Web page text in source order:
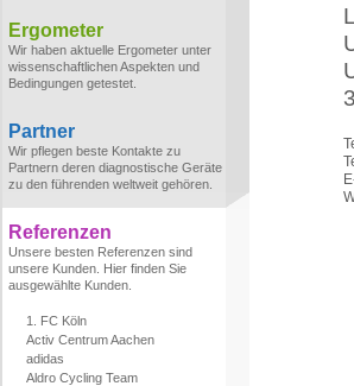
Ergometer
Wir haben aktuelle Ergometer unter
wissenschaftlichen Aspekten und
Bedingungen getestet.
Partner
Wir pflegen beste Kontakte zu
Partnern deren diagnostische Geräte
zu den führenden weltweit gehören.
Referenzen
Unsere besten Referenzen sind
unsere Kunden. Hier finden Sie
ausgewählte Kunden.
1. FC Köln
Activ Centrum Aachen
adidas
Aldro Cycling Team